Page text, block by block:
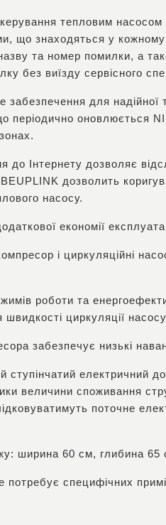
керування тепловим
що знаходяться у
та номер помилки, а
без виїзду сервісного
для
періодично оновлюється
Інтернету дозволяє
дозволить
насосу.
економії
і циркуляційні
роботи та
циркуляції
забезпечує низькі
ступінчатий електричний
величини споживання
поточне
ширина 60 см, глибина
специфічних